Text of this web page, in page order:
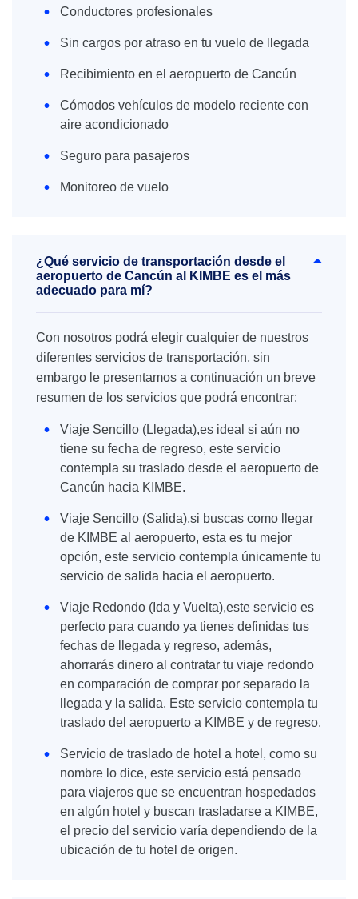
Conductores profesionales
Sin cargos por atraso en tu vuelo de llegada
Recibimiento en el aeropuerto de Cancún
Cómodos vehículos de modelo reciente con
aire acondicionado
Seguro para pasajeros
Monitoreo de vuelo
¿Qué servicio de transportación desde el
aeropuerto de Cancún al KIMBE es el más
adecuado para mí?
Con nosotros podrá elegir cualquier de nuestros
diferentes servicios de transportación, sin
embargo le presentamos a continuación un breve
resumen de los servicios que podrá encontrar:
Viaje Sencillo (Llegada),es ideal si aún no
tiene su fecha de regreso, este servicio
contempla su traslado desde el aeropuerto de
Cancún hacia KIMBE.
Viaje Sencillo (Salida),si buscas como llegar
de KIMBE al aeropuerto, esta es tu mejor
opción, este servicio contempla únicamente tu
servicio de salida hacia el aeropuerto.
Viaje Redondo (Ida y Vuelta),este servicio es
perfecto para cuando ya tienes definidas tus
fechas de llegada y regreso, además,
ahorrarás dinero al contratar tu viaje redondo
en comparación de comprar por separado la
llegada y la salida. Este servicio contempla tu
traslado del aeropuerto a KIMBE y de regreso.
Servicio de traslado de hotel a hotel, como su
nombre lo dice, este servicio está pensado
para viajeros que se encuentran hospedados
en algún hotel y buscan trasladarse a KIMBE,
el precio del servicio varía dependiendo de la
ubicación de tu hotel de origen.